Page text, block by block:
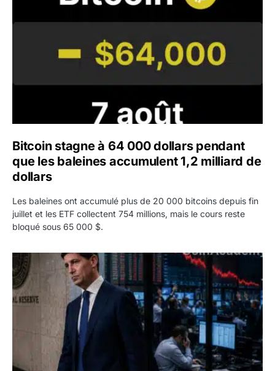
Bitcoin stagne à 64 000 dollars pendant
que les baleines accumulent 1,2 milliard de
dollars
Les baleines ont accumulé plus de 20 000 bitcoins depuis fin
juillet et les ETF collectent 754 millions, mais le cours reste
bloqué sous 65 000 $.
Kevin Warsh maintient sa communication minimaliste